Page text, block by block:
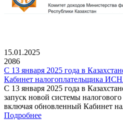
15.01.2025
2086
С 13 января 2025 года в
Кабинет налогоплательщика
С 13 января 2025 года в
запуск новой системы
включая обновленный Кабинет
Подробнее